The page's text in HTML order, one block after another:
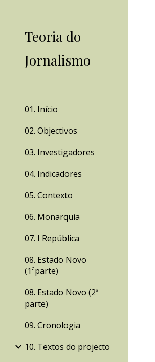
Teoria do
Jornalismo
01. Início
02. Objectivos
03. Investigadores
04. Indicadores
05. Contexto
06. Monarquia
07. I República
08. Estado Novo
(1ªparte)
08. Estado Novo (2ª
parte)
09. Cronologia
10. Textos do projecto